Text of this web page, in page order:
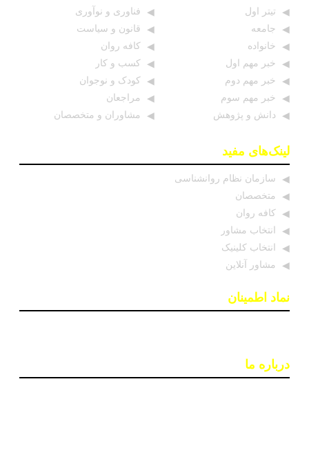
تیتر اول
جامعه
خانواده
خبر مهم اول
خبر مهم دوم
خبر مهم سوم
دانش و پژوهش
فناوری و نوآوری
قانون و سیاست
کافه روان
کسب و کار
کودک و نوجوان
مراجعان
مشاوران و متخصصان
لینک‌های مفید
سازمان نظام روانشناسی
متخصصان
کافه روان
انتخاب مشاور
انتخاب کلینیک
مشاور آنلاین
نماد اطمینان
درباره ما